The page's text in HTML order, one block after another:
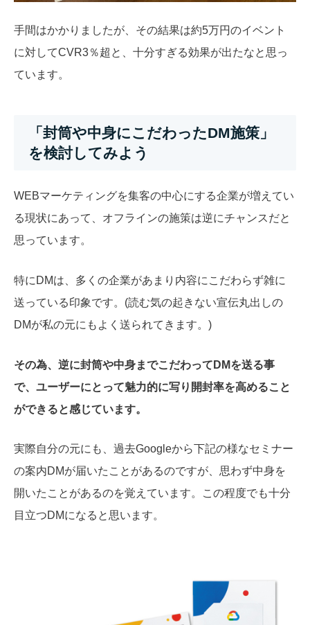
手間はかかりましたが、その結果は約5万円のイベント
に対してCVR3％超と、十分すぎる効果が出たなと思っ
ています。
「封筒や中身にこだわったDM施策」
を検討してみよう
WEBマーケティングを集客の中心にする企業が増えてい
る現状にあって、オフラインの施策は逆にチャンスだと
思っています。
特にDMは、多くの企業があまり内容にこだわらず雑に
送っている印象です。(読む気の起きない宣伝丸出しの
DMが私の元にもよく送られてきます。)
その為、逆に封筒や中身までこだわってDMを送る事
で、ユーザーにとって魅力的に写り開封率を高めること
ができると感じています。
実際自分の元にも、過去Googleから下記の様なセミナー
の案内DMが届いたことがあるのですが、思わず中身を
開いたことがあるのを覚えています。この程度でも十分
目立つDMになると思います。